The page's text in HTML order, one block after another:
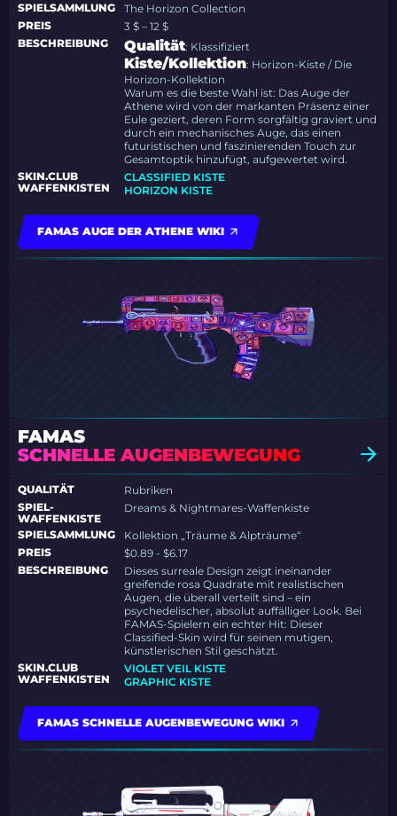
SPIELSAMMLUNG
The Horizon Collection
PREIS
3 $ – 12 $
BESCHREIBUNG
Qualität: Klassifiziert
Kiste/Kollektion: Horizon-Kiste / Die
Horizon-Kollektion
Warum es die beste Wahl ist: Das Auge der
Athene wird von der markanten Präsenz einer
Eule geziert, deren Form sorgfältig graviert und
durch ein mechanisches Auge, das einen
futuristischen und faszinierenden Touch zur
Gesamtoptik hinzufügt, aufgewertet wird.
SKIN.CLUB
WAFFENKISTEN
CLASSIFIED KISTE
HORIZON KISTE
FAMAS AUGE DER ATHENE WIKI
FAMAS
SCHNELLE AUGENBEWEGUNG
QUALITÄT
Rubriken
SPIEL-
WAFFENKISTE
Dreams & Nightmares-Waffenkiste
SPIELSAMMLUNG
Kollektion „Träume & Alpträume“
PREIS
$0.89 - $6.17
BESCHREIBUNG
Dieses surreale Design zeigt ineinander
greifende rosa Quadrate mit realistischen
Augen, die überall verteilt sind – ein
psychedelischer, absolut auffälliger Look. Bei
FAMAS-Spielern ein echter Hit: Dieser
Classified-Skin wird für seinen mutigen,
künstlerischen Stil geschätzt.
SKIN.CLUB
WAFFENKISTEN
VIOLET VEIL KISTE
GRAPHIC KISTE
FAMAS SCHNELLE AUGENBEWEGUNG WIKI